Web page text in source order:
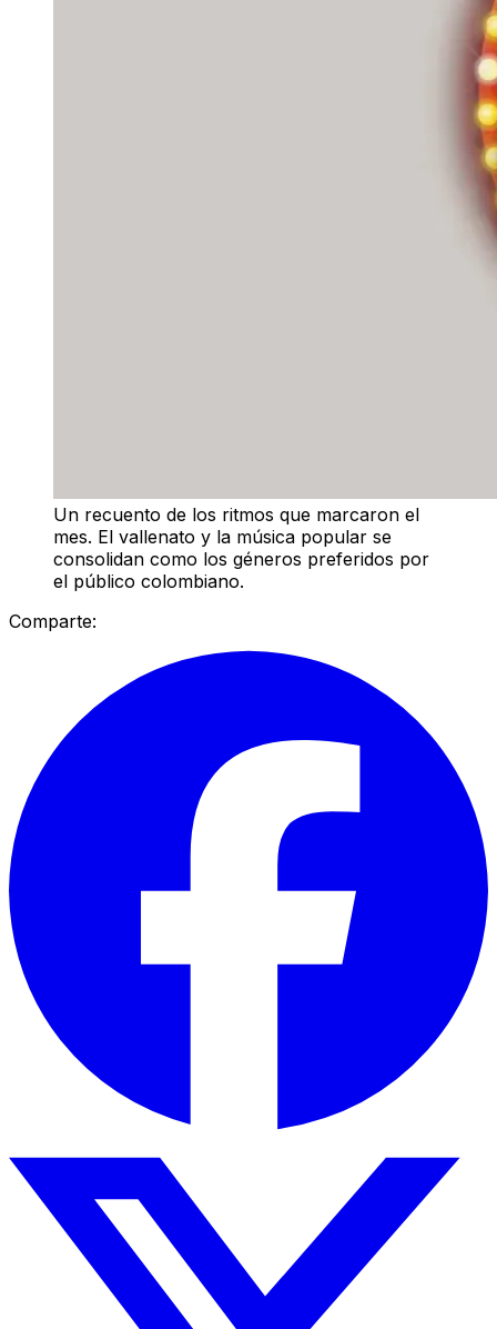
Un recuento de los ritmos que marcaron el
mes. El vallenato y la música popular se
consolidan como los géneros preferidos por
el público colombiano.
Comparte: